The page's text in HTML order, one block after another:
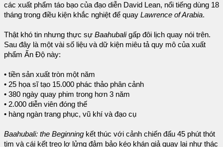
các xuất phẩm táo bạo của đạo diễn David Lean, nổi tiếng dùng 18
tháng trong điều kiện khắc nghiệt để quay Lawrence of Arabia.
Thật khó tin nhưng thực sự Baahubaligấp đôi lịch quay nói trên.
Sau đây là một vài số liệu và dữ kiện miêu tả quy mô của xuất
phẩm Ấn Độ này:
• tiền sản xuất tròn một năm
• 25 họa sĩ tạo 15.000 phác thảo phân cảnh
• 380 ngày quay phim trong hơn 3 năm
• 2.000 diễn viên đóng thế
• hàng ngàn trang phục, vũ khí và đạo cụ
Baahubali: the Beginning kết thúc với cảnh chiến đấu 45 phút thót
tim và cái kết treo lơ lửng đảm bảo kéo khán giả quay lại như thác